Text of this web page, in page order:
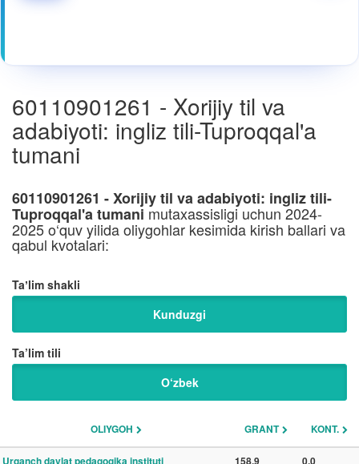
60110901261 - Xorijiy til va
adabiyoti: ingliz tili-Tuproqqal'a
tumani
60110901261 - Xorijiy til va adabiyoti: ingliz tili-
Tuproqqal'a tumani mutaxassisligi uchun 2024-
2025 o‘quv yilida oliygohlar kesimida kirish ballari va
qabul kvotalari:
Taʼlim shakli
Kunduzgi
Ta’lim tili
O‘zbek
OLIYGOH GRANT KONT.
Urganch davlat pedagogika instituti 158.9 0.0